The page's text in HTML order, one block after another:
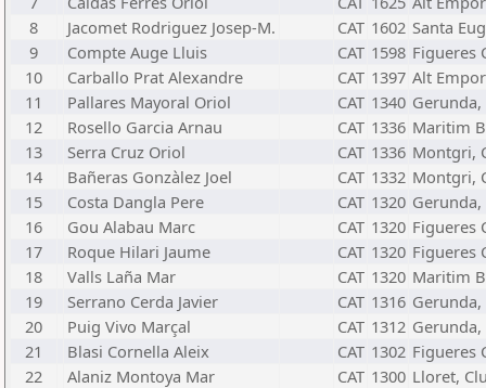
8
Jacomet Rodriguez Josep-M. CAT 1602 Santa
9
Compte Auge Lluis CAT 1598 Figueres
10
Carballo Prat Alexandre CAT 1397 Alt
11
Pallares Mayoral Oriol CAT 1340 Gerunda,
12
Rosello Garcia Arnau CAT 1336 Maritim
13
Serra Cruz Oriol CAT 1336 Montgri,
14
Bañeras Gonzàlez Joel CAT 1332 Montgri,
15
Costa Dangla Pere CAT 1320 Gerunda,
16
Gou Alabau Marc CAT 1320 Figueres
17
Roque Hilari Jaume CAT 1320 Figueres
18
Valls Laña Mar CAT 1320 Maritim
19
Serrano Cerda Javier CAT 1316 Gerunda,
20
Puig Vivo Marçal CAT 1312 Gerunda,
21
Blasi Cornella Aleix CAT 1302 Figueres
22
Alaniz Montoya Mar CAT 1300 Lloret,